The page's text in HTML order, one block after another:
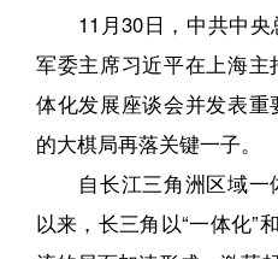
11月30日，中共中央
军委主席习近平在上海
体化发展座谈会并发表
的大棋局再落关键一子。
自长江三角洲区域一
以来，长三角以“一体化”